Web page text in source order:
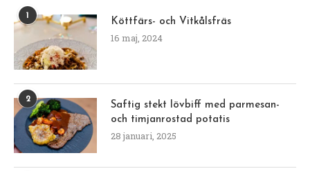
1
Köttfärs- och Vitkålsfräs
16 maj, 2024
2
Saftig stekt lövbiff med parmesan-
och timjanrostad potatis
28 januari, 2025